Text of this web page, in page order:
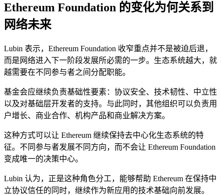
Ethereum Foundation 的变化为何关系到
网络未来
Lubin 表示，Ethereum Foundation 收窄重点并不是被迫后退，
而是网络进入下一阶段发展所必需的一步。生态系统越大，就
越需要在不同参与者之间分配职能。
基金会应继续负责基础性要素：协议安全、技术韧性、中立性
以及对基础层开发者的支持。与此同时，其他组织可以负责用
户增长、商业合作、机构产品和商业解决方案。
这种方式可以让 Ethereum 继续保持去中心化生态系统的特
征。不同参与者发展不同方向，而不会让 Ethereum Foundation
变成唯一的决策中心。
Lubin 认为，正是这种角色分工，能够帮助 Ethereum 在保持中
立协议信任的同时，继续作为新应用的技术基础向前发展。